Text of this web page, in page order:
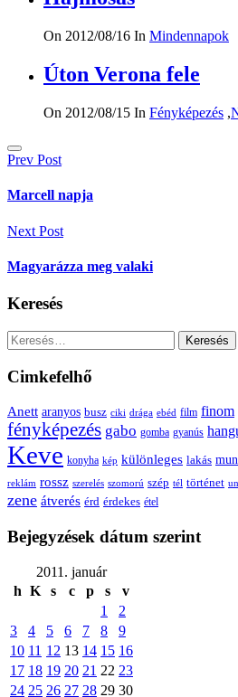
On 2012/08/16 In Mindennapok
Úton Verona fele
On 2012/08/15 In Fényképezés ,
Bejegyzés
navigáció
Prev Post
Marcell napja
Next Post
Magyarázza meg valaki
Keresés
Keresés:
Cimkefelhő
Anett aranyos busz ciki drága ebéd film finom
fényképezés gabo gomba gyanús
Keve konyha kép különleges lakás
reklám rossz szerelés szomorú szép tél történet
zene átverés érd érdekes étel
Bejegyzések dátum szerint
2011. január
h K s c p s
v
1
2
3
4 5 6 7 8
9
10 11 12 13 14 15 16
17 18 19 20 21 22 23
24 25 26 27 28 29 30